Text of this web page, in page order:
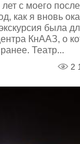
с моего
как я вновь
была
КнААЗ, о
Театр...
2